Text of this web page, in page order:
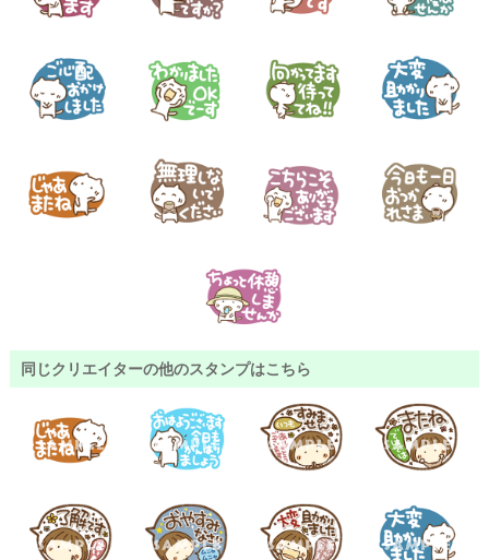
同じクリエイターの他のスタンプはこちら